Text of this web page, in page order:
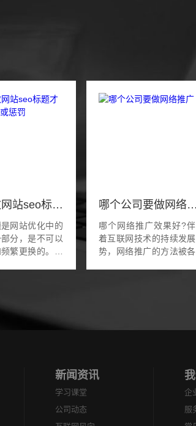
如何修改网站seo标题才能不被降权或惩罚
网站优化中的
分，是不可以
繁更换的。但
网站排...
哪个公司要做网络推广
哪个网络推广效果好?
着互联网技术的持续发
势，网络推广的方法被各
新闻资讯
学习课堂
公司动态
企
服